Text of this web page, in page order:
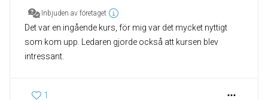
Inbjuden av företaget
Det var en ingående kurs, för mig var det mycket nyttigt
som kom upp. Ledaren gjorde också att kursen blev
intressant.
1